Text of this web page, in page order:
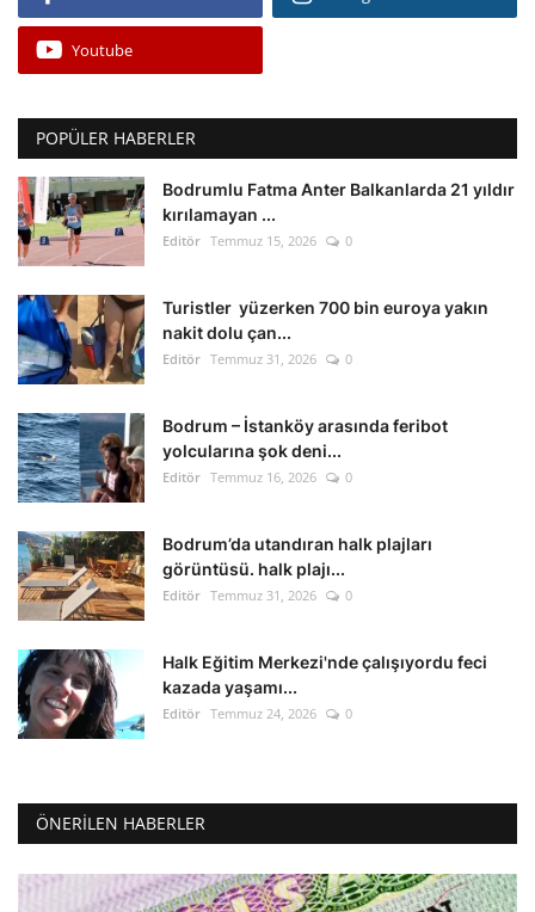
Youtube
POPÜLER HABERLER
Bodrumlu Fatma Anter Balkanlarda 21 yıldır
kırılamayan ...
Editör Temmuz 15, 2026 0
Turistler yüzerken 700 bin euroya yakın
nakit dolu çan...
Editör Temmuz 31, 2026 0
Bodrum – İstanköy arasında feribot
yolcularına şok deni...
Editör Temmuz 16, 2026 0
Bodrum’da utandıran halk plajları
görüntüsü. halk plajı...
Editör Temmuz 31, 2026 0
Halk Eğitim Merkezi'nde çalışıyordu feci
kazada yaşamı...
Editör Temmuz 24, 2026 0
ÖNERILEN HABERLER